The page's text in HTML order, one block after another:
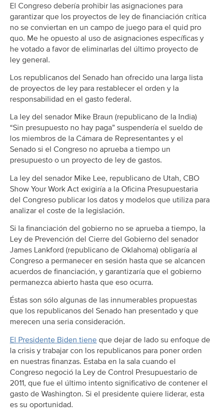
El Congreso debería prohibir las asignaciones para
garantizar que los proyectos de ley de financiación crítica
no se conviertan en un campo de juego para el quid pro
quo. Me he opuesto al uso de asignaciones específicas y
he votado a favor de eliminarlas del último proyecto de
ley general.
Los republicanos del Senado han ofrecido una larga lista
de proyectos de ley para restablecer el orden y la
responsabilidad en el gasto federal.
La ley del senador Mike Braun (republicano de la India)
“Sin presupuesto no hay paga” suspendería el sueldo de
los miembros de la Cámara de Representantes y el
Senado si el Congreso no aprueba a tiempo un
presupuesto o un proyecto de ley de gastos.
La ley del senador Mike Lee, republicano de Utah, CBO
Show Your Work Act exigiría a la Oficina Presupuestaria
del Congreso publicar los datos y modelos que utiliza para
analizar el coste de la legislación.
Si la financiación del gobierno no se aprueba a tiempo, la
Ley de Prevención del Cierre del Gobierno del senador
James Lankford (republicano de Oklahoma) obligaría al
Congreso a permanecer en sesión hasta que se alcancen
acuerdos de financiación, y garantizaría que el gobierno
permanezca abierto hasta que eso ocurra.
Éstas son sólo algunas de las innumerables propuestas
que los republicanos del Senado han presentado y que
merecen una seria consideración.
El Presidente Biden tiene que dejar de lado su enfoque de
la crisis y trabajar con los republicanos para poner orden
en nuestras finanzas. Estaba en la sala cuando el
Congreso negoció la Ley de Control Presupuestario de
2011, que fue el último intento significativo de contener el
gasto de Washington. Si el presidente quiere liderar, esta
es su oportunidad.